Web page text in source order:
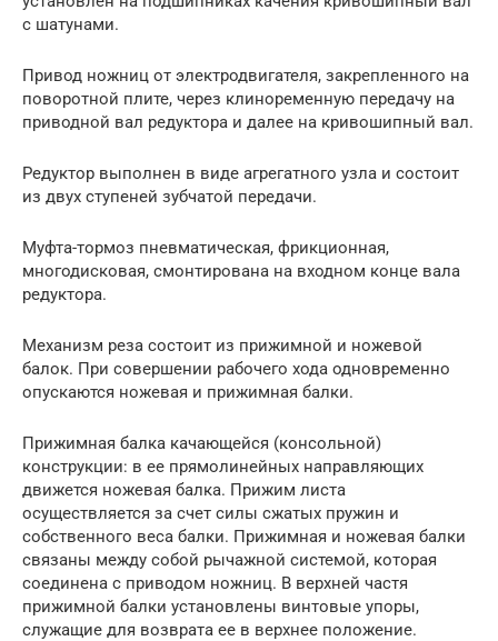
с шатунами.
Привод ножниц от электродвигателя, закрепленного на
поворотной плите, через клиноременную передачу на
приводной вал редуктора и далее на кривошипный вал.
Редуктор выполнен в виде агрегатного узла и состоит
из двух ступеней зубчатой передачи.
Муфта-тормоз пневматическая, фрикционная,
многодисковая, смонтирована на входном конце вала
редуктора.
Механизм реза состоит из прижимной и ножевой
балок. При совершении рабочего хода одновременно
опускаются ножевая и прижимная балки.
Прижимная балка качающейся (консольной)
конструкции: в ее прямолинейных направляющих
движется ножевая балка. Прижим листа
осуществляется за счет силы сжатых пружин и
собственного веса балки. Прижимная и ножевая балки
связаны между собой рычажной системой, которая
соединена с приводом ножниц. В верхней частя
прижимной балки установлены винтовые упоры,
служащие для возврата ее в верхнее положение.